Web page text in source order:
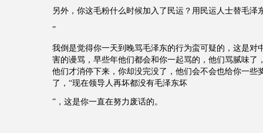
另外，你这毛粉什么时候加入了民运？用民运人士替毛泽
”
我倒是觉得你一天到晚骂毛泽东的行为蛮可疑的，这是对
害的谩骂，早些年他们都会和你一起骂的，他们骂腻味了
他们才消停下来，你却没完没了，他们会不会也给你一些
了，“现在领导人再坏都没有毛泽东坏
”，这是你一直在努力废话的。